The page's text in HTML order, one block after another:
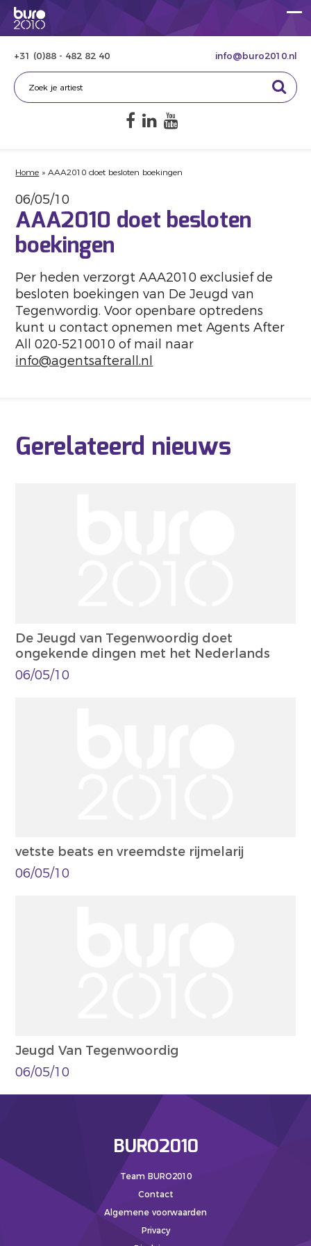
+31 (0)88 - 482 82 40 info@buro2010.nl
Home »AAA2010 doet besloten boekingen
06/05/10
AAA2010 doet besloten
boekingen
Per heden verzorgt AAA2010 exclusief de
besloten boekingen van De Jeugd van
Tegenwordig. Voor openbare optredens
kunt u contact opnemen met Agents After
All 020-5210010 of mail naar
info@agentsafterall.nl
Gerelateerd nieuws
De Jeugd van Tegenwoordig doet
ongekende dingen met het Nederlands
06/05/10
vetste beats en vreemdste rijmelarij
06/05/10
Jeugd Van Tegenwoordig
06/05/10
BURO2010
Team BURO2010
Contact
Algemene voorwaarden
Privacy